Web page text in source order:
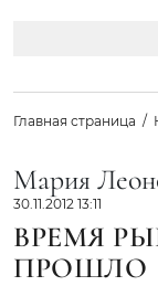
Главная страница
Мария
30.11.2012 13:11
ВРЕМЯ
ПРОШЛО